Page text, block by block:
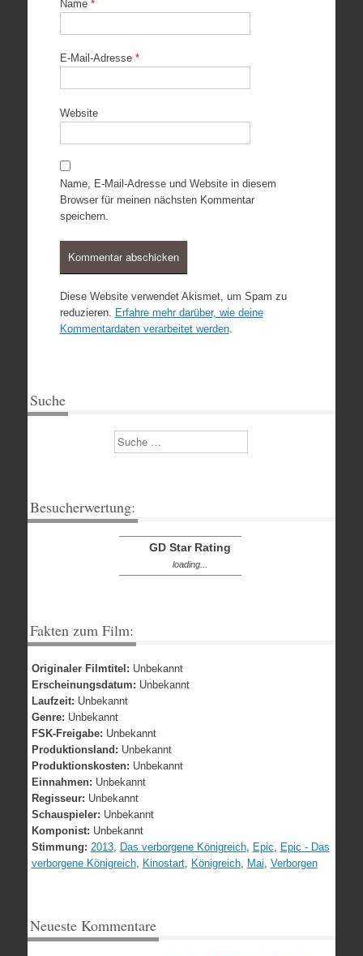
Name *
E-Mail-Adresse *
Website
Name, E-Mail-Adresse und Website in diesem
Browser für meinen nächsten Kommentar
speichern.
Diese Website verwendet Akismet, um Spam zu
reduzieren. Erfahre mehr darüber, wie deine
Kommentardaten verarbeitet werden.
Suche
Suchen
Besucherwertung:
GD Star Rating
loading...
Fakten zum Film:
Originaler Filmtitel: Unbekannt
Erscheinungsdatum: Unbekannt
Laufzeit: Unbekannt
Genre: Unbekannt
FSK-Freigabe: Unbekannt
Produktionsland: Unbekannt
Produktionskosten: Unbekannt
Einnahmen: Unbekannt
Regisseur: Unbekannt
Schauspieler: Unbekannt
Komponist: Unbekannt
Stimmung: 2013, Das verborgene Königreich, Epic
Epic - Das
verborgene Königreich, Kinostart, Königreich, Mai Verborgen
Neueste Kommentare